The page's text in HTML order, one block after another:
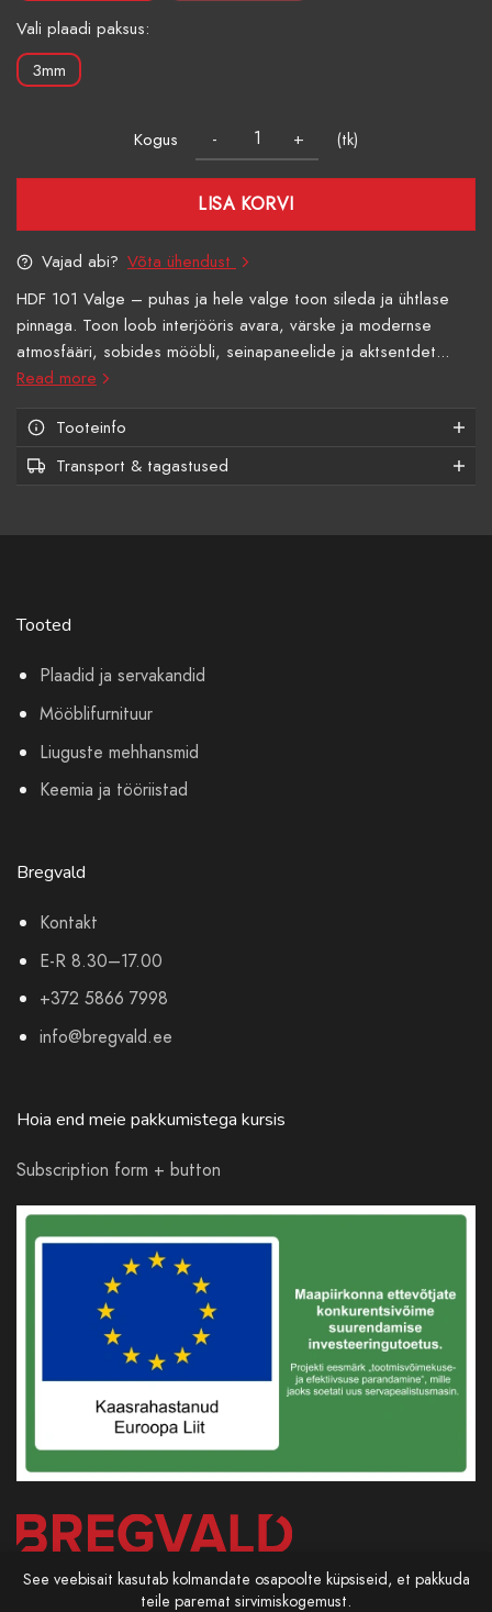
See veebisait kasutab kolmandate osapoolte küpsiseid, et pakkuda
teile paremat sirvimiskogemust.
Vali plaadi paksus:
3mm
Kogus (tk)
LISA KORVI
Vajad abi? Võta ühendust
HDF 101 Valge – puhas ja hele valge toon sileda ja ühtlase
pinnaga. Toon loob interjööris avara, värske ja modernse
atmosfääri, sobides mööbli, seinapaneelide ja aktsentdet...
Read more
Tooteinfo
Transport & tagastused
Tooted
Plaadid ja servakandid
Mööblifurnituur
Liuguste mehhansmid
Keemia ja tööriistad
Bregvald
Kontakt
E-R 8.30–17.00
+372 5866 7998
info@bregvald.ee
Hoia end meie pakkumistega kursis
Subscription form + button